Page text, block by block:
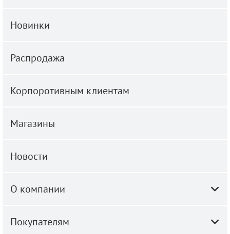
Новинки
Распродажа
Корпоротивным клиентам
Магазины
Новости
О компании
Покупателям